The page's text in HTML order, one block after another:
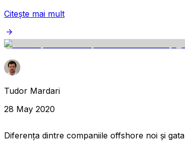
Citește mai mult
Tudor Mardari
28 May 2020
Diferența dintre companiile offshore noi și gata